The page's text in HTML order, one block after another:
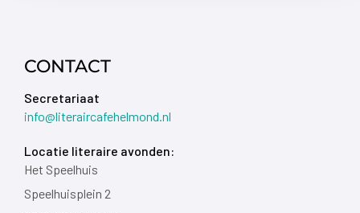
CONTACT
Secretariaat
info@literaircafehelmond.nl
Locatie literaire avonden:
Het Speelhuis
Speelhuisplein 2